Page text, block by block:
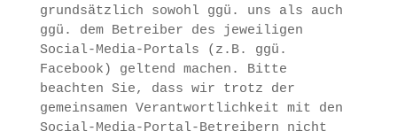
grundsätzlich sowohl ggü. uns als auch
ggü. dem Betreiber des jeweiligen
Social-Media-Portals (z.B. ggü.
Facebook) geltend machen. Bitte
beachten Sie, dass wir trotz der
gemeinsamen Verantwortlichkeit mit den
Social-Media-Portal-Betreibern nicht